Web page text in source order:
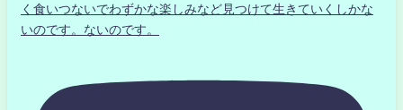
く食いつないでわずかな楽しみなど見つけて生きていくしかな
いのです。ないのです。